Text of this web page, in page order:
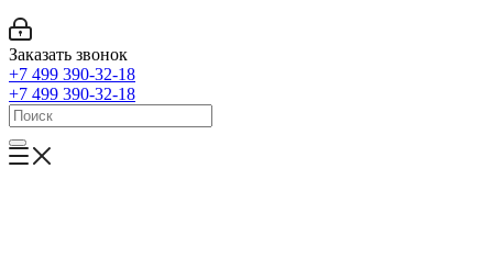
Заказать звонок
+7 499 390-32-18
+7 499 390-32-18